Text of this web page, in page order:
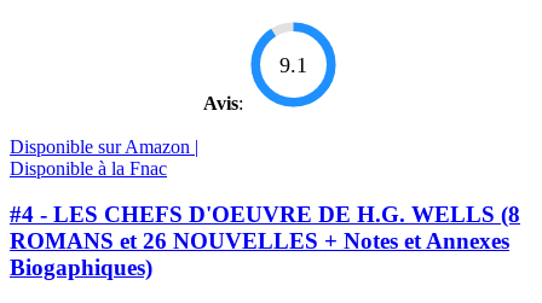
Avis:
9.1
Disponible sur Amazon |
Disponible à la Fnac
#4 - LES CHEFS D'OEUVRE DE H.G. WELLS (8
ROMANS et 26 NOUVELLES + Notes et Annexes
Biogaphiques)